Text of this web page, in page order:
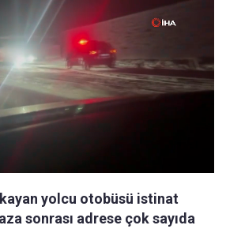
yolcu otobüsü istinat
sonrası adrese çok sayıda